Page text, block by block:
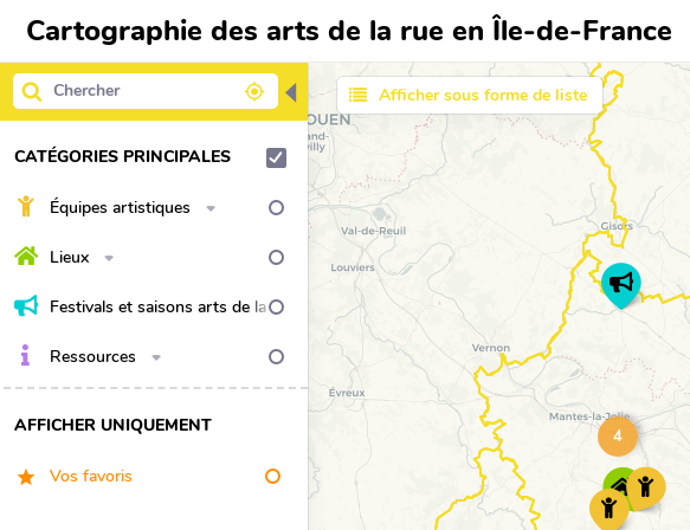
Cartographie des arts de la rue en Île-de-France
◀
CATÉGORIES PRINCIPALES
Équipes artistiques
Lieux
Festivals et saisons arts de la
rue
Ressources
AFFICHER UNIQUEMENT
Vos favoris
Afficher sous forme de liste
4